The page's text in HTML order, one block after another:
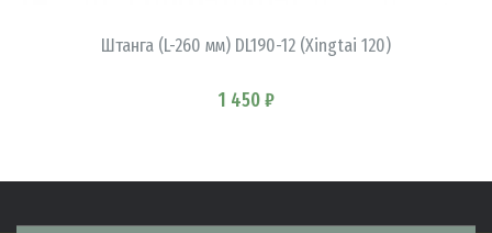
Штанга (L-260 мм) DL190-12 (Xingtai 120)
1 450 ₽